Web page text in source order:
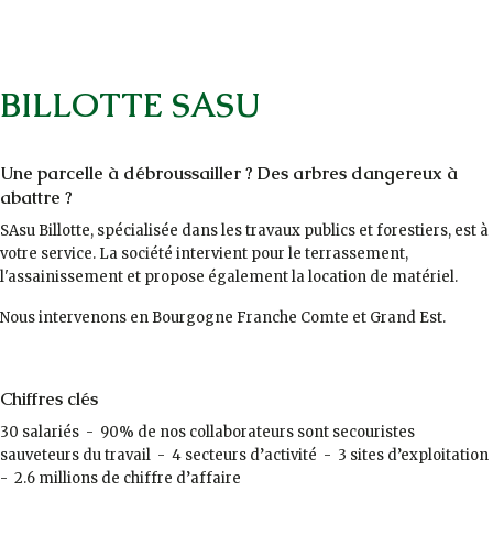
BILLOTTE SASU
Une parcelle à débroussailler ? Des arbres dangereux à
abattre ?
SAsu Billotte, spécialisée dans les travaux publics et forestiers, est à
votre service. La société intervient pour le terrassement,
l'assainissement et propose également la location de matériel.
Nous intervenons en Bourgogne Franche Comte et Grand Est.
Chiffres clés
30 salariés - 90% de nos collaborateurs sont secouristes
sauveteurs du travail - 4 secteurs d’activité - 3 sites d’exploitation
- 2.6 millions de chiffre d’affaire